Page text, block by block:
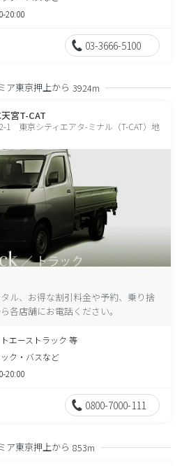
20:00
03-3666-5100
ア東京押上から 3924m
宮T-CAT
1 東京シティエアタ-ミナル（T-CAT）地
ル、お得な割引料金や予約、乗り捨
各店舗にお電話ください。
エーストラック 等
ック・バスなど
20:00
0800-7000-111
ア東京押上から 853m